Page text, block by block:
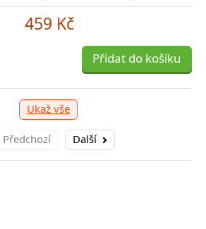
459 Kč
Přidat do košíku
Ukaž vše
Předchozí Další
Přidat do košíku -